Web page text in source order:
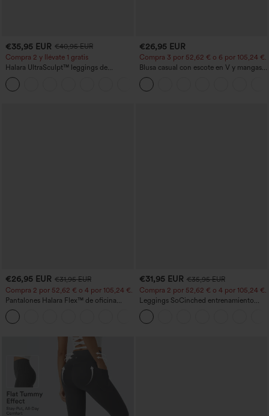
€35,95 EUR €40,95 EUR
Compra 2 y llévate 1 gratis
Halara UltraSculpt™ leggings de
entrenamiento moldeadores de talle alto
con fruncido trasero que realza los
glúteos, control de abdomen y bolsillos
€26,95 EUR
Compra 3 por 52,62 € o 6 por 105,24 €.
Blusa casual con escote en V y mangas
cortas abullonadas
€26,95 EUR €31,95 EUR
Compra 2 por 52,62 € o 4 por 105,24 €.
Pantalones Halara Flex™ de oficina
anchos plisados de tiro alto con bolsillos
en tela tipo gofre
€31,95 EUR €35,95 EUR
Compra 2 por 52,62 € o 4 por 105,24 €.
Leggings SoCinched entrenamiento
moldeador abdomen bolsillo lateral tiro
alto